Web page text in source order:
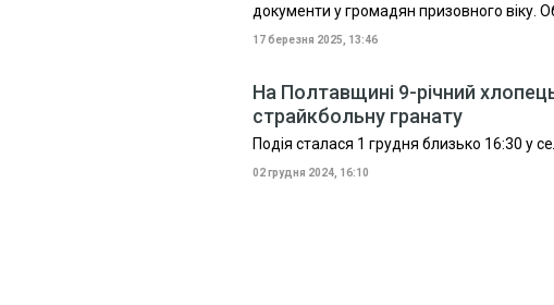
документи у громадян призовного віку.
17 березня 2025, 13:46
На Полтавщині 9-річний
страйкбольну гранату
Подія сталася 1 грудня близько 16:30 у
02 грудня 2024, 16:10